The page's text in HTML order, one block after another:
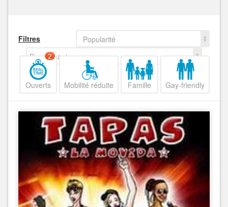
Filtres
Popularité
Decroissant
Ouverts
2
Mobilité réduite Famille Gay-friendly